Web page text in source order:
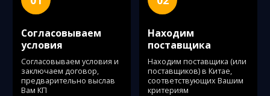
Согласовываем
условия
Согласовываем условия и
заключаем договор,
предварительно выслав
Вам КП
Находим
поставщика
Находим поставщика (или
поставщиков) в Китае,
соответствующих Вашим
критериям